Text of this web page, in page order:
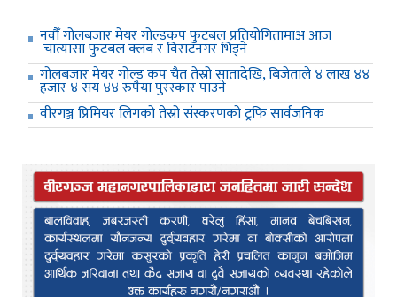
नवौँ गोलबजार मेयर गोल्डकप फुटबल प्रतियोगितामाअ आज
चात्यासा फुटबल क्लब र विराटनगर भिड्ने
गोलबजार मेयर गोल्ड कप चैत तेस्रो सातादेखि, बिजेताले ४ लाख ४४
हजार ४ सय ४४ रुपैया पुरस्कार पाउने
वीरगञ्ज प्रिमियर लिगको तेस्रो संस्करणको ट्रफि सार्वजनिक